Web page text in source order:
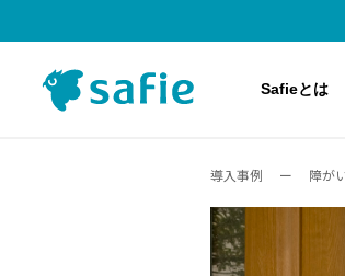
Safieとは
導入するまでの流れ
Safie Pocketシリーズ
導入事例 ー 障が